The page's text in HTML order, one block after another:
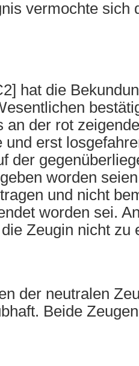
vermochte sich
hat die
an der rot
und erst
der
worden
und nicht
worden sei.
Zeugin nicht zu
der neutralen
Beide